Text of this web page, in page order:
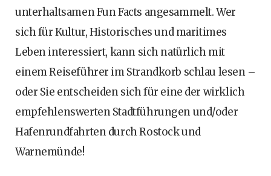
unterhaltsamen Fun Facts angesammelt. Wer
sich für Kultur, Historisches und maritimes
Leben interessiert, kann sich natürlich mit
einem Reiseführer im Strandkorb schlau lesen –
oder Sie entscheiden sich für eine der wirklich
empfehlenswerten Stadtführungen und/oder
Hafenrundfahrten durch Rostock und
Warnemünde!